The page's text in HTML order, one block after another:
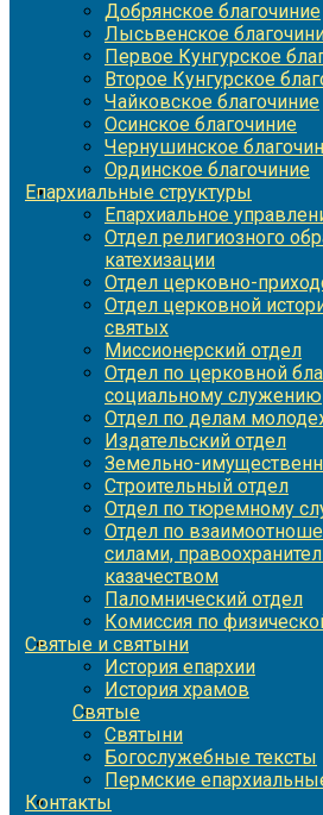
Добрянское благочиние
Лысьвенское
Первое Кунгурское
Второе Кунгурское
Чайковское благочиние
Осинское благочиние
Чернушинское
Ординское благочиние
Епархиальные структуры
Епархиальное
Отдел религиозного
катехизации
Отдел церковно-
Отдел церковной
святых
Миссионерский отдел
Отдел по церковной
социальному служению
Отдел по делам
Издательский отдел
Земельно-
Строительный отдел
Отдел по тюремному
Отдел по
силами,
казачеством
Паломнический отдел
Комиссия по
Святые и святыни
История епархии
История храмов
Святые
Святыни
Богослужебные тексты
Пермские
Контакты